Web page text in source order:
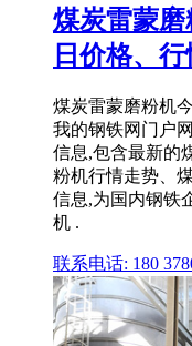
煤炭雷蒙
日价格、
煤炭雷蒙磨粉机
我的钢铁网门户
信息,包含最新的
粉机行情走势、
信息,为国内钢铁
机 .
联系电话: 180